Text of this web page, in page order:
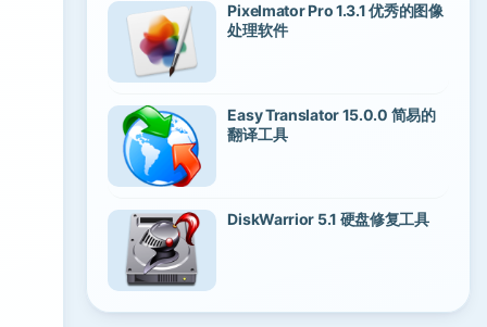
Pixelmator Pro 1.3.1 优秀的图像
处理软件
Easy Translator 15.0.0 简易的
翻译工具
DiskWarrior 5.1 硬盘修复工具